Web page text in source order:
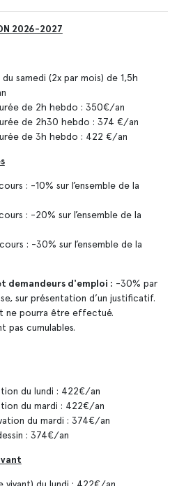
2026-2027
samedi (2x par mois) de 1,5h
de 2h hebdo : 350€/an
de 2h30 hebdo : 374 €/an
de 3h hebdo : 422 €/an
: -10% sur l’ensemble de la
: -20% sur l’ensemble de la
: -30% sur l’ensemble de la
demandeurs d'emploi : -30% par
sur présentation d’un justificatif.
ne pourra être effectué.
pas cumulables.
du lundi : 422€/an
du mardi : 422€/an
du mardi : 374€/an
: 374€/an
vivant) du lundi : 422€/an